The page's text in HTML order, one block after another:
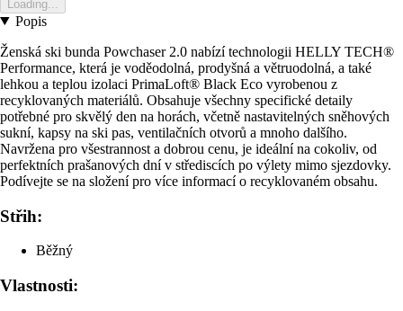
Loading...
Popis
Ženská ski bunda Powchaser 2.0 nabízí technologii HELLY TECH®
Performance, která je voděodolná, prodyšná a větruodolná, a také
lehkou a teplou izolaci PrimaLoft® Black Eco vyrobenou z
recyklovaných materiálů. Obsahuje všechny specifické detaily
potřebné pro skvělý den na horách, včetně nastavitelných sněhových
sukní, kapsy na ski pas, ventilačních otvorů a mnoho dalšího.
Navržena pro všestrannost a dobrou cenu, je ideální na cokoliv, od
perfektních prašanových dní v střediscích po výlety mimo sjezdovky.
Podívejte se na složení pro více informací o recyklovaném obsahu.
Střih:
Běžný
Vlastnosti: